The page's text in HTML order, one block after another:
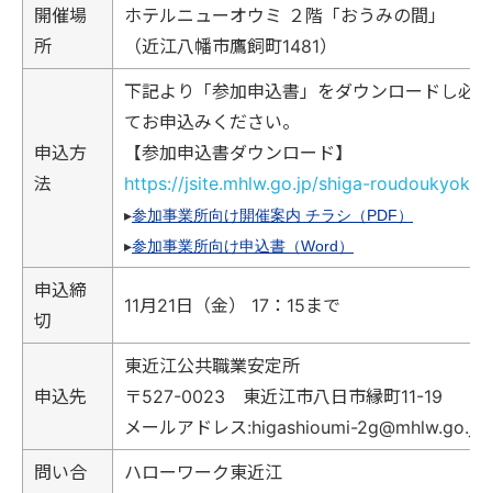
開催場
所
ホテルニューオウミ ２階「おうみの間」
（近江八幡市鷹飼町1481）
申込方
法
下記より「参加申込書」をダウンロードし必
てお申込みください。
【参加申込書ダウンロード】
https://jsite.mhlw.go.jp/shiga-
▸参加事業所向け開催案内 チラシ（PDF）
▸参加事業所向け申込書（Word）
申込締
切
11月21日（金） 17：15まで
申込先
東近江公共職業安定所
〒527-0023 東近江市八日市縁町11-19
メールアドレス:higashioumi-2g@mhlw.go.jp
問い合
ハローワーク東近江